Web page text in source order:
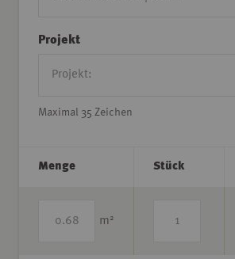
Projekt
Maximal 35 Zeichen
Menge
m 2
Stück